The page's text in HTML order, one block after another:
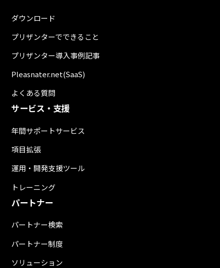
ダウンロード
プリザンターでできること
プリザンター導入事例記事
Pleasnater.net(SaaS)
よくある質問
サービス・支援
年間サポートサービス
項目拡張
運用・開発支援ツール
トレーニング
パートナー
パートナー検索
パートナー制度
ソリューション